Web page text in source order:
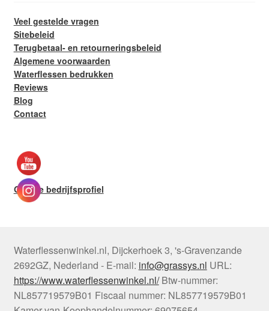
Veel gestelde vragen
Sitebeleid
Terugbetaal- en retourneringsbeleid
Algemene voorwaarden
Waterflessen bedrukken
Reviews
Blog
Contact
Google bedrijfsprofiel
Waterflessenwinkel.nl, Dijckerhoek 3, 's-Gravenzande
2692GZ, Nederland - E-mail: info@grassys.nl URL:
https://www.waterflessenwinkel.nl/ Btw-nummer:
NL857719579B01 Fiscaal nummer: NL857719579B01